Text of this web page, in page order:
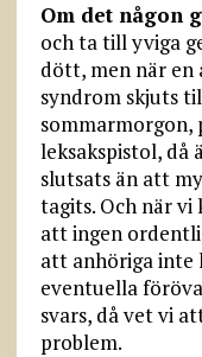
Om det någon
och ta till yviga
dött, men när en
syndrom skjuts
sommarmorgon,
leksakspistol, då
slutsats än att
tagits. Och när
att ingen
att anhöriga inte
eventuella
svars, då vet vi
problem.